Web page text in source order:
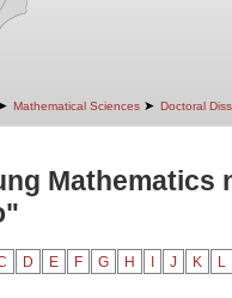
Mathematical Sciences ➤ Doctoral
Mathematics
D E F G H J K L